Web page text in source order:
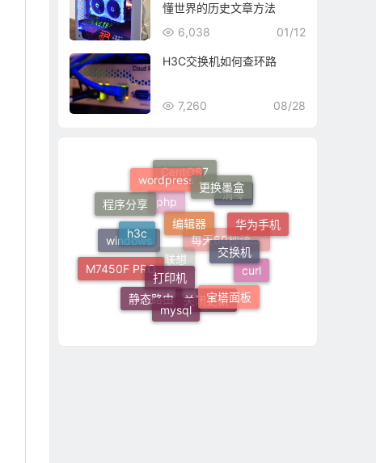
懂世界的历史文章方法
01/12
6,038
H3C交换机如何查环路
08/28
7,260
php
CentOS7
清零
每天60秒读懂世界
联想
windows
程序分享
wordpress 更换墨盒
华为手机
curl
关闭更新
静态路由
M7450F PRO
h3c
编辑器
交换机
宝塔面板
mysql
打印机